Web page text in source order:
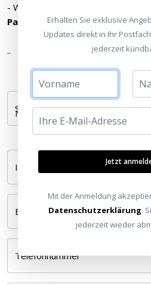
- Wir unterstützen Sie tatkräftig
Partner werden.
..
Standort wählen
Ihr Name *
E-Mail *
Telefonnummer
Erhalten Sie exklusive
Updates direkt in Ihr
jederzeit
Jetzt
Mit der Anmeldung
Datenschutzerklärung.
jederzeit wieder